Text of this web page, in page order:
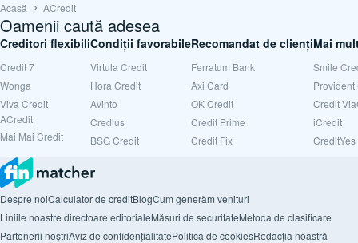
Acasă ACredit
Oamenii caută adesea
Creditori flexibili
Credit 7
Wonga
Viva Credit
ACredit
Mai Mai Credit
Condiții favorabile
Virtula Credit
Hora Credit
Avinto
Credius
BSG Credit
Recomandat de clienți
Ferratum Bank
Axi Card
OK Credit
Credit Prime
Credit Fix
Mai
Smile
Provident
Credit
iCredit
CreditYes
Despre noiCalculator de creditBlogCum generăm venituri
Liniile noastre directoare editorialeMăsuri de securitateMetoda de clasificare
Partenerii noștriAviz de confidențialitatePolitica de cookiesRedacția noastră